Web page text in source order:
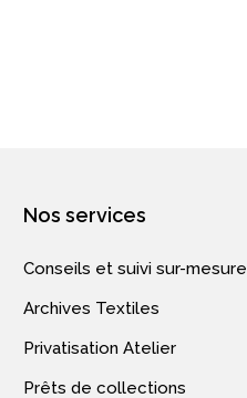
Nos services
Conseils et suivi sur-mesure
Archives Textiles
Privatisation Atelier
Prêts de collections